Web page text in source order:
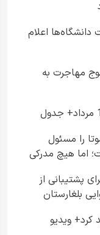
اعلام
مهاجرت به
را مسئول
اما هیچ مدرکی
پشتیبانی از
بلغارستان
کرد+ ویدیو